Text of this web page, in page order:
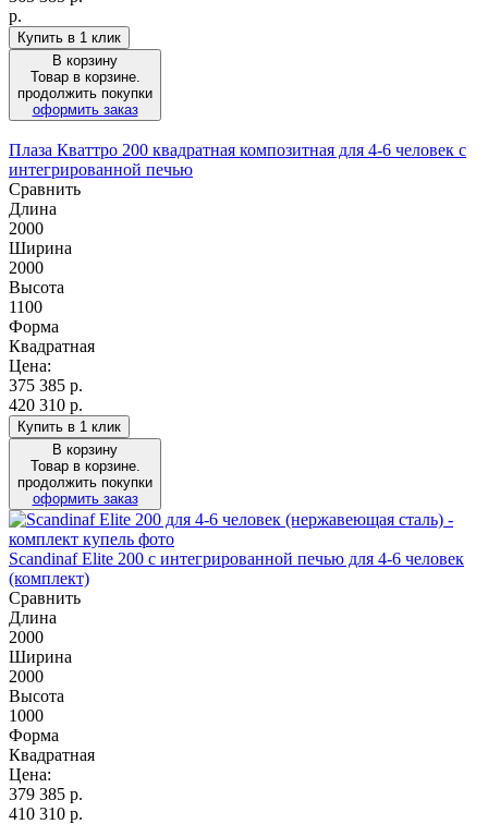
р.
Купить в 1 клик
В корзину
Товар в корзине.
продолжить покупки
оформить заказ
Плаза Кваттро 200 квадратная композитная для 4-6 человек с
интегрированной печью
Сравнить
Длина
2000
Ширина
2000
Высота
1100
Форма
Квадратная
Цена:
375 385 р.
420 310 р.
Купить в 1 клик
В корзину
Товар в корзине.
продолжить покупки
оформить заказ
Scandinaf Elite 200 c интегрированной печью для 4-6 человек
(комплект)
Сравнить
Длина
2000
Ширина
2000
Высота
1000
Форма
Квадратная
Цена:
379 385 р.
410 310 р.